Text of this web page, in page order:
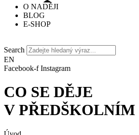
O NADĚJI
BLOG
E-SHOP
Search
EN
Facebook-f Instagram
CO SE DĚJE
V PŘEDŠKOLNÍM